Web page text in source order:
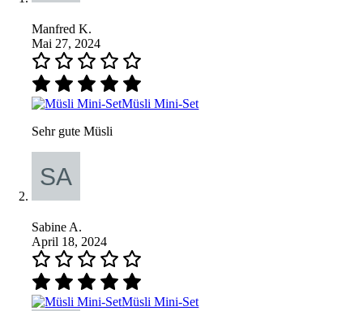
Manfred K.
Mai 27, 2024
Müsli Mini-Set
Sehr gute Müsli
Sabine A.
April 18, 2024
Müsli Mini-Set